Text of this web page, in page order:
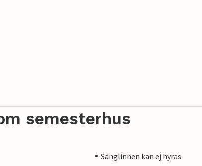
semesterhus
Sänglinnen kan ej hyras